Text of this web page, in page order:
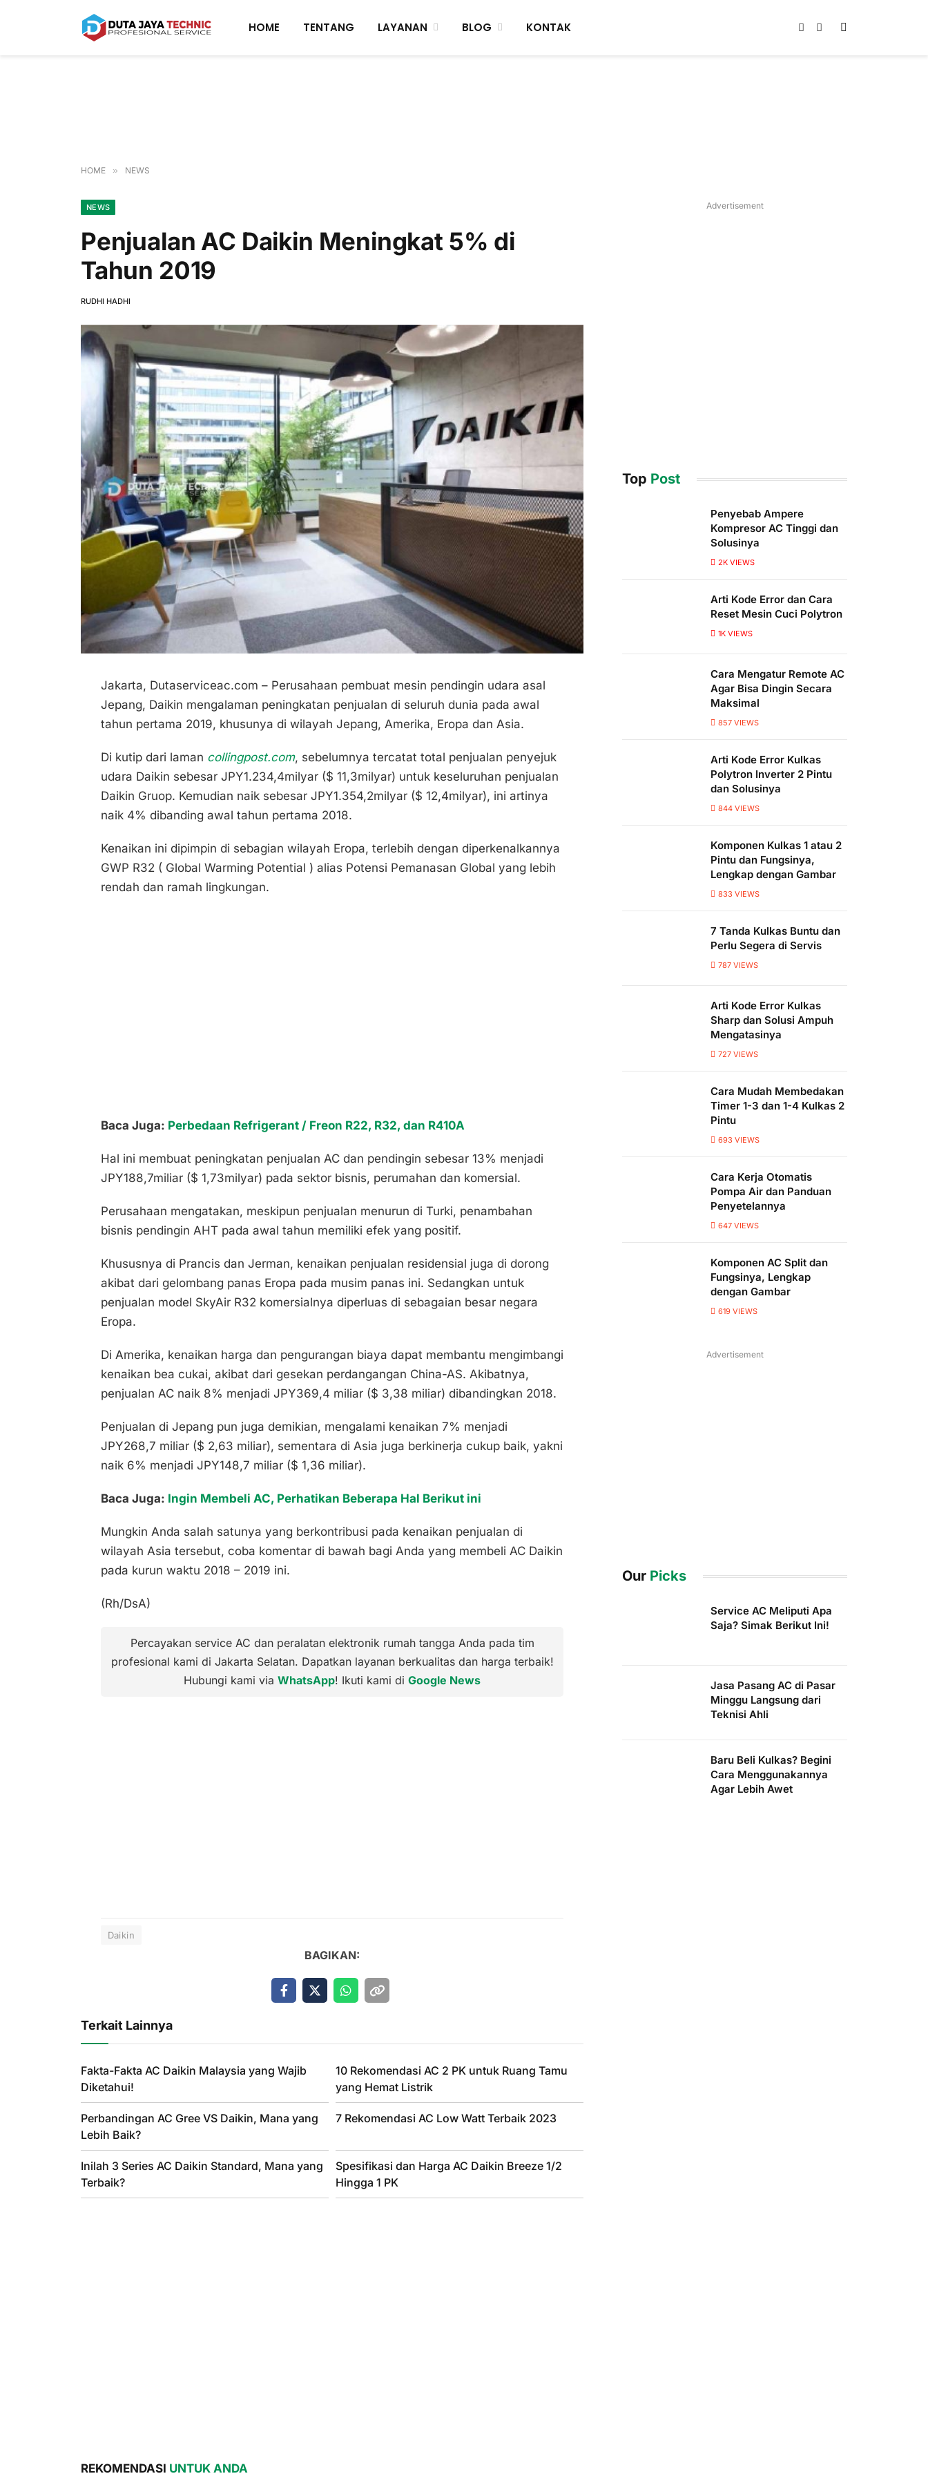
HOME TENTANG LAYANAN BLOG KONTAK Instagram
TikTok
HOME » NEWS
NEWS
Penjualan AC Daikin Meningkat 5% di
Tahun 2019
RUDHI HADHI
Jakarta, Dutaserviceac.com – Perusahaan pembuat mesin pendingin udara asal
Jepang, Daikin mengalaman peningkatan penjualan di seluruh dunia pada awal
tahun pertama 2019, khusunya di wilayah Jepang, Amerika, Eropa dan Asia.
Di kutip dari laman collingpost.com, sebelumnya tercatat total penjualan penyejuk
udara Daikin sebesar JPY1.234,4milyar ($ 11,3milyar) untuk keseluruhan penjualan
Daikin Gruop. Kemudian naik sebesar JPY1.354,2milyar ($ 12,4milyar), ini artinya
naik 4% dibanding awal tahun pertama 2018.
Kenaikan ini dipimpin di sebagian wilayah Eropa, terlebih dengan diperkenalkannya
GWP R32 ( Global Warming Potential ) alias Potensi Pemanasan Global yang lebih
rendah dan ramah lingkungan.
Baca Juga: Perbedaan Refrigerant / Freon R22, R32, dan R410A
Hal ini membuat peningkatan penjualan AC dan pendingin sebesar 13% menjadi
JPY188,7miliar ($ 1,73milyar) pada sektor bisnis, perumahan dan komersial.
Perusahaan mengatakan, meskipun penjualan menurun di Turki, penambahan
bisnis pendingin AHT pada awal tahun memiliki efek yang positif.
Khususnya di Prancis dan Jerman, kenaikan penjualan residensial juga di dorong
akibat dari gelombang panas Eropa pada musim panas ini. Sedangkan untuk
penjualan model SkyAir R32 komersialnya diperluas di sebagaian besar negara
Eropa.
Di Amerika, kenaikan harga dan pengurangan biaya dapat membantu mengimbangi
kenaikan bea cukai, akibat dari gesekan perdangangan China-AS. Akibatnya,
penjualan AC naik 8% menjadi JPY369,4 miliar ($ 3,38 miliar) dibandingkan 2018.
Penjualan di Jepang pun juga demikian, mengalami kenaikan 7% menjadi
JPY268,7 miliar ($ 2,63 miliar), sementara di Asia juga berkinerja cukup baik, yakni
naik 6% menjadi JPY148,7 miliar ($ 1,36 miliar).
Baca Juga: Ingin Membeli AC, Perhatikan Beberapa Hal Berikut ini
Mungkin Anda salah satunya yang berkontribusi pada kenaikan penjualan di
wilayah Asia tersebut, coba komentar di bawah bagi Anda yang membeli AC Daikin
pada kurun waktu 2018 – 2019 ini.
(Rh/DsA)
Percayakan service AC dan peralatan elektronik rumah tangga Anda pada tim
profesional kami di Jakarta Selatan. Dapatkan layanan berkualitas dan harga terbaik!
Hubungi kami via WhatsApp! Ikuti kami di Google News
Daikin
BAGIKAN:
Terkait Lainnya
Fakta-Fakta AC Daikin Malaysia yang Wajib
Diketahui!
10 Rekomendasi AC 2 PK untuk Ruang Tamu
yang Hemat Listrik
Perbandingan AC Gree VS Daikin, Mana yang
Lebih Baik?
7 Rekomendasi AC Low Watt Terbaik 2023
Inilah 3 Series AC Daikin Standard, Mana yang
Terbaik?
Spesifikasi dan Harga AC Daikin Breeze 1/2
Hingga 1 PK
REKOMENDASI UNTUK ANDA
Advertisement
Top Post
Penyebab Ampere
Kompresor AC Tinggi dan
Solusinya
2K VIEWS
Arti Kode Error dan Cara
Reset Mesin Cuci Polytron
1K VIEWS
Cara Mengatur Remote AC
Agar Bisa Dingin Secara
Maksimal
857 VIEWS
Arti Kode Error Kulkas
Polytron Inverter 2 Pintu
dan Solusinya
844 VIEWS
Komponen Kulkas 1 atau 2
Pintu dan Fungsinya,
Lengkap dengan Gambar
833 VIEWS
7 Tanda Kulkas Buntu dan
Perlu Segera di Servis
787 VIEWS
Arti Kode Error Kulkas
Sharp dan Solusi Ampuh
Mengatasinya
727 VIEWS
Cara Mudah Membedakan
Timer 1-3 dan 1-4 Kulkas 2
Pintu
693 VIEWS
Cara Kerja Otomatis
Pompa Air dan Panduan
Penyetelannya
647 VIEWS
Komponen AC Split dan
Fungsinya, Lengkap
dengan Gambar
619 VIEWS
Advertisement
Our Picks
Service AC Meliputi Apa
Saja? Simak Berikut Ini!
Jasa Pasang AC di Pasar
Minggu Langsung dari
Teknisi Ahli
Baru Beli Kulkas? Begini
Cara Menggunakannya
Agar Lebih Awet